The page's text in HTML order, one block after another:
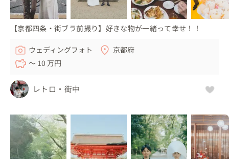
【京都四条・街ブラ前撮り】好きな物が一緒って幸せ！！
ウェディングフォト
京都府
〜 10 万円
レトロ・街中